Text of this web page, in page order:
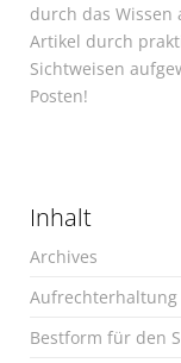
durch das
Artikel durch
Sichtweisen
Posten!
Inhalt
Archives
Bestform für den